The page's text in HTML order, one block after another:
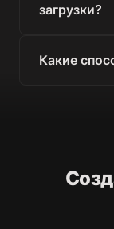
загрузки?
Какие